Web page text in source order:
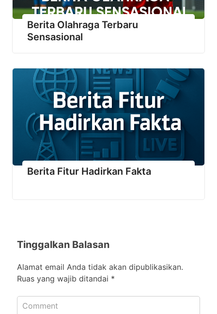
Berita Olahraga Terbaru
Sensasional
Berita Fitur Hadirkan Fakta
Tinggalkan Balasan
Alamat email Anda tidak akan dipublikasikan.
Ruas yang wajib ditandai *